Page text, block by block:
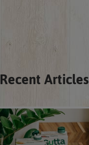
Recent Articles